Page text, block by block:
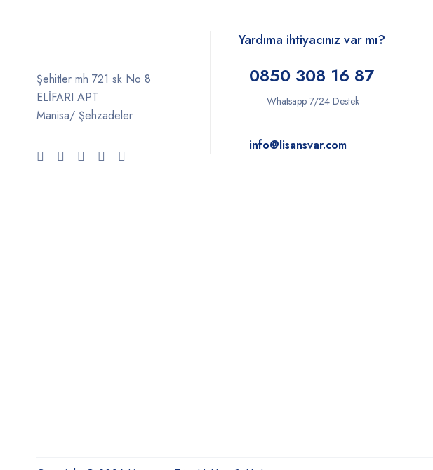
Şehitler mh 721 sk No 8
ELİFARI APT
Manisa/ Şehzadeler
Yardıma ihtiyacınız var mı?
0850 308 16 87
Whatsapp 7/24 Destek
info@lisansvar.com